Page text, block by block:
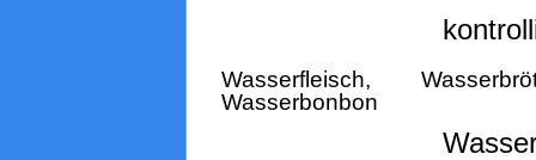
Wasserfleisch,
Wasserbonbon